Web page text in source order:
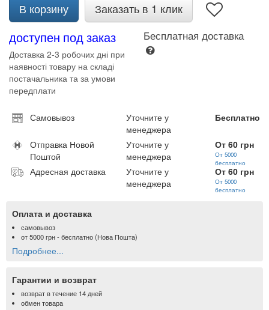
В корзину Заказать в 1 клик
доступен под заказ
Доставка 2-3 робочих дні при
наявності товару на складі
постачальника та за умови
передплати
Бесплатная доставка
Самовывоз
Уточните у
менеджера
Бесплатно
Отправка Новой
Поштой
Уточните у
менеджера
От 60 грн
От 5000
бесплатно
Адресная доставка
Уточните у
менеджера
От 60 грн
От 5000
бесплатно
Оплата и доставка
самовывоз
от5000 грн- бесплатно (Нова Пошта)
Подробнее...
Гарантии и возврат
возврат в течение 14 дней
обмен товара